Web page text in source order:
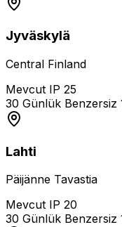
Jyväskylä
Central Finland
Mevcut IP 25
30 Günlük Benzersiz
Lahti
Päijänne Tavastia
Mevcut IP 20
30 Günlük Benzersiz